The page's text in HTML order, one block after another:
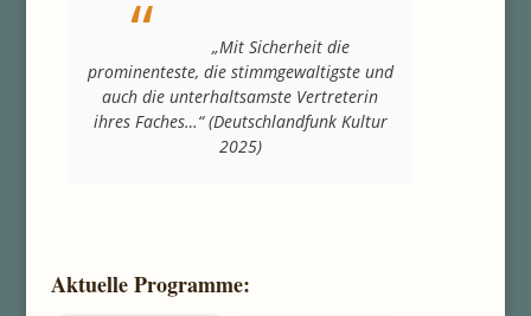
„Mit Sicherheit die
prominenteste, die stimmgewaltigste und
auch die unterhaltsamste Vertreterin
ihres Faches…“ (Deutschlandfunk Kultur
2025)
Aktuelle Programme: